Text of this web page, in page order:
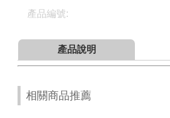
產品編號:
產品說明
相關商品推薦